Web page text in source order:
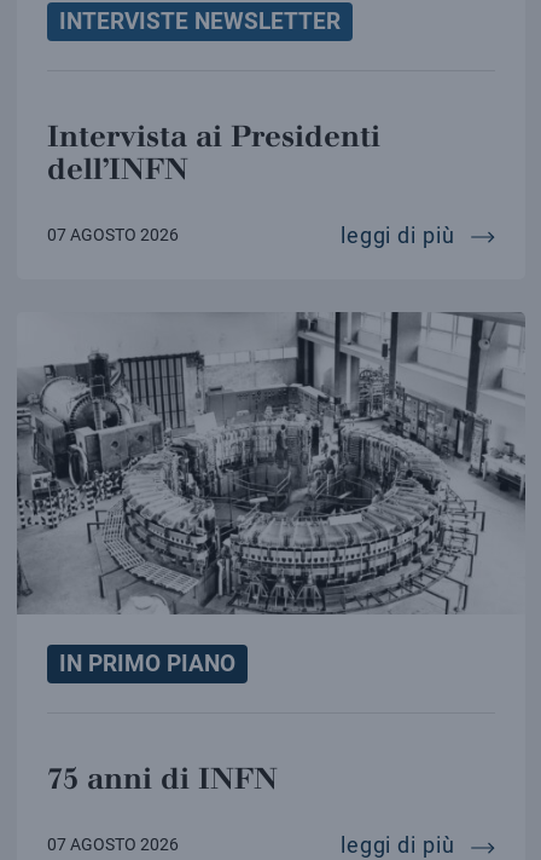
INTERVISTE NEWSLETTER
Intervista ai Presidenti
dell’INFN
07 AGOSTO 2026 leggi di più
IN PRIMO PIANO
75 anni di INFN
07 AGOSTO 2026 leggi di più 75